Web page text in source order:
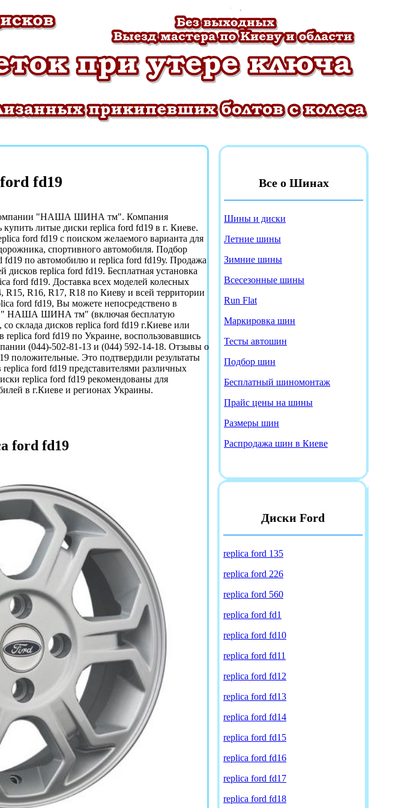
fd19
компании "НАША ШИНА тм". Компания
купить литые диски replica ford fd19 в г. Киеве.
ford fd19 c поиском желаемого варианта для
спортивного автомобиля. Подбор
fd19 по автомобилю и replica ford fd19у. Продажа
дисков replica ford fd19. Бесплатная установка
ford fd19. Доставка всех моделей колесных
R15, R16, R17, R18 по Киеву и всей территории
ford fd19, Вы можете непосредствено в
" НАША ШИНА тм" (включая бесплатую
склада дисков replica ford fd19 г.Киеве или
replica ford fd19 по Украине, воспользовавшись
(044)-502-81-13 и (044) 592-14-18. Отзывы о
положительные. Это подтвердили результаты
replica ford fd19 представителями различных
replica ford fd19 рекомендованы для
в г.Киеве и регионах Украины.
ford fd19
Все о Шинах
Шины и диски
Летние шины
Зимние шины
Всесезонные шины
Run Flat
Маркировка шин
Тесты автошин
Подбор шин
Бесплатный шиномонтаж
Прайс цены на шины
Размеры шин
Распродажа шин в Киеве
Диски Ford
replica ford 135
replica ford 226
replica ford 560
replica ford fd1
replica ford fd10
replica ford fd11
replica ford fd12
replica ford fd13
replica ford fd14
replica ford fd15
replica ford fd16
replica ford fd17
replica ford fd18